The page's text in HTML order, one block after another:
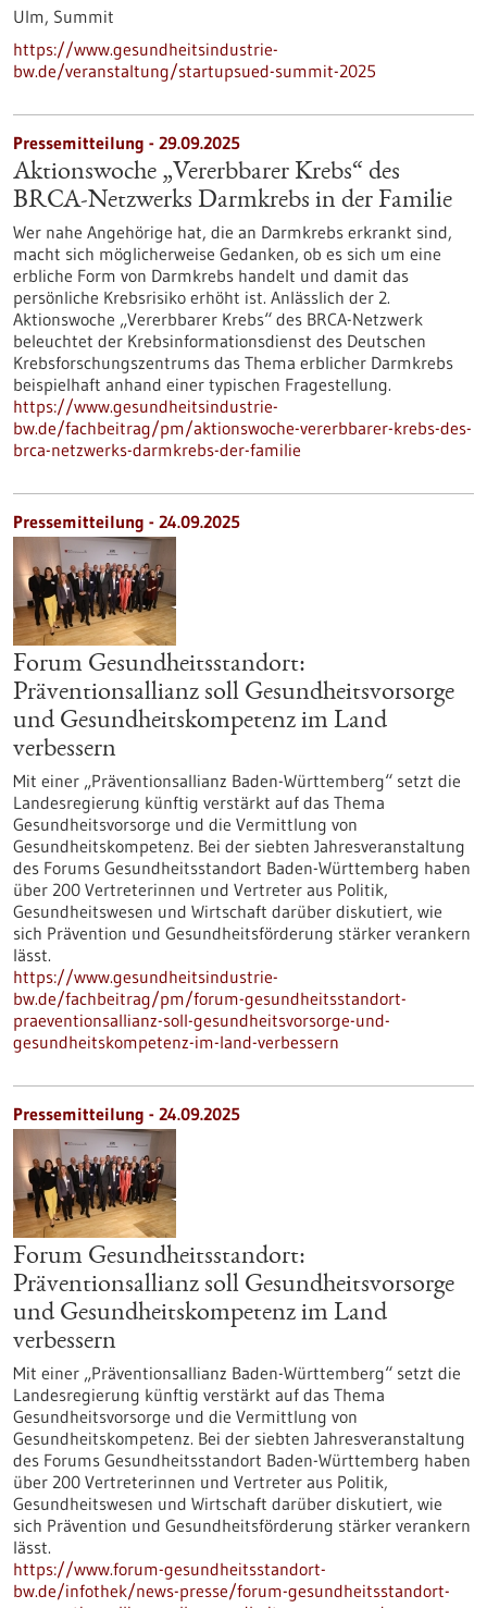
Ulm, Summit
https://www.gesundheitsindustrie-
bw.de/veranstaltung/startupsued-summit-2025
Pressemitteilung - 29.09.2025
Aktionswoche „Vererbbarer Krebs“ des
BRCA-Netzwerks Darmkrebs in der Familie
Wer nahe Angehörige hat, die an Darmkrebs erkrankt sind,
macht sich möglicherweise Gedanken, ob es sich um eine
erbliche Form von Darmkrebs handelt und damit das
persönliche Krebsrisiko erhöht ist. Anlässlich der 2.
Aktionswoche „Vererbbarer Krebs“ des BRCA-Netzwerk
beleuchtet der Krebsinformationsdienst des Deutschen
Krebsforschungszentrums das Thema erblicher Darmkrebs
beispielhaft anhand einer typischen Fragestellung.
https://www.gesundheitsindustrie-
bw.de/fachbeitrag/pm/aktionswoche-vererbbarer-krebs-des-
brca-netzwerks-darmkrebs-der-familie
Pressemitteilung - 24.09.2025
Forum Gesundheitsstandort:
Präventionsallianz soll Gesundheitsvorsorge
und Gesundheitskompetenz im Land
verbessern
Mit einer „Präventionsallianz Baden-Württemberg“ setzt die
Landesregierung künftig verstärkt auf das Thema
Gesundheitsvorsorge und die Vermittlung von
Gesundheitskompetenz. Bei der siebten Jahresveranstaltung
des Forums Gesundheitsstandort Baden-Württemberg haben
über 200 Vertreterinnen und Vertreter aus Politik,
Gesundheitswesen und Wirtschaft darüber diskutiert, wie
sich Prävention und Gesundheitsförderung stärker verankern
lässt.
https://www.gesundheitsindustrie-
bw.de/fachbeitrag/pm/forum-gesundheitsstandort-
praeventionsallianz-soll-gesundheitsvorsorge-und-
gesundheitskompetenz-im-land-verbessern
Pressemitteilung - 24.09.2025
Forum Gesundheitsstandort:
Präventionsallianz soll Gesundheitsvorsorge
und Gesundheitskompetenz im Land
verbessern
Mit einer „Präventionsallianz Baden-Württemberg“ setzt die
Landesregierung künftig verstärkt auf das Thema
Gesundheitsvorsorge und die Vermittlung von
Gesundheitskompetenz. Bei der siebten Jahresveranstaltung
des Forums Gesundheitsstandort Baden-Württemberg haben
über 200 Vertreterinnen und Vertreter aus Politik,
Gesundheitswesen und Wirtschaft darüber diskutiert, wie
sich Prävention und Gesundheitsförderung stärker verankern
lässt.
https://www.forum-gesundheitsstandort-
bw.de/infothek/news-presse/forum-gesundheitsstandort-